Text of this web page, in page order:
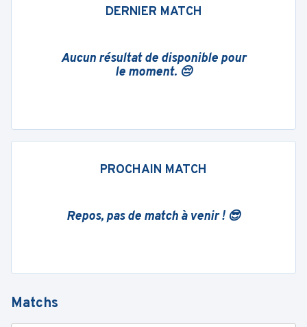
DERNIER MATCH
Aucun résultat de disponible pour
le moment. 😔
PROCHAIN MATCH
Repos, pas de match à venir ! 😎
Matchs